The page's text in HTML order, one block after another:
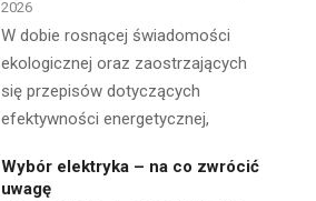
2026
W dobie rosnącej świadomości
ekologicznej oraz zaostrzających
się przepisów dotyczących
efektywności energetycznej,
Wybór elektryka – na co zwrócić
uwagę